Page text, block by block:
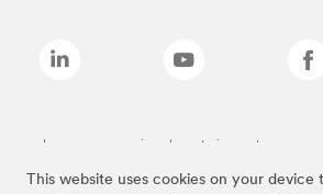
This website uses cookies on your device
Las marcas mencionadas anteriormente son